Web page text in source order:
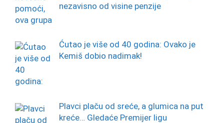
nezavisno od visine penzije
Ćutao je više od 40 godina: Ovako je
Kemiš dobio nadimak!
Plavci plaču od sreće, a glumica na put
kreće… Gledaće Premijer ligu